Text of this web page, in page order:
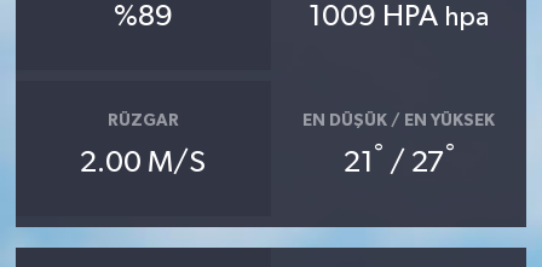
%89 1009 HPA hpa
RÜZGAR
2.00 M/S
EN DÜŞÜK / EN YÜKSEK
21 ° / 27°